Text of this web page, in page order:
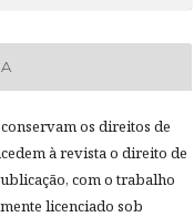
os direitos de
à revista o direito de
com o trabalho
licenciado sob